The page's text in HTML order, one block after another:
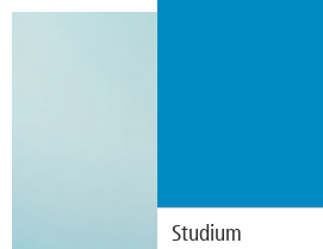
Studium